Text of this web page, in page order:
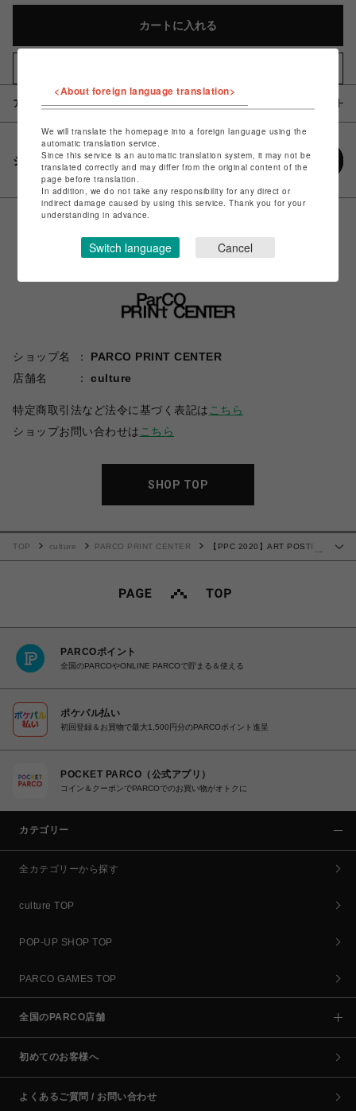
カートに入れる
アイテム説明 / 素材
シェアする
ショップ名
PARCO PRINT CENTER
店舗名
culture
特定商取引法など法令に基づく表記は こちら
ショップお問い合わせは こちら
SHOP TOP
…
TOP culture PARCO PRINT CENTER
【PPC 2020】ART POSTER
PARCOポイント
全国のPARCOやONLINE PARCOで貯まる＆使える
ポケパル払い
初回登録＆お買物で最大1,500円分のPARCOポイント進呈
POCKET PARCO（公式アプリ）
コイン＆クーポンでPARCOでのお買い物がオトクに
カテゴリー
全カテゴリーから探す
culture TOP
POP-UP SHOP TOP
PARCO GAMES TOP
全国のPARCO店舗
初めてのお客様へ
よくあるご質問 / お問い合わせ
<About foreign language translation>
We will translate the homepage into a foreign language using the
automatic translation service.
Since this service is an automatic translation system, it may not be
translated correctly and may differ from the original content of the
page before translation.
In addition, we do not take any responsibility for any direct or
indirect damage caused by using this service. Thank you for your
understanding in advance.
Switch language Cancel